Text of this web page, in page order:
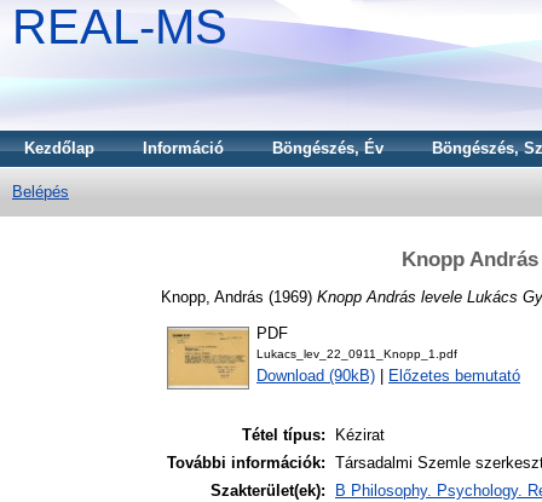
REAL-MS
Kezdőlap Információ Böngészés, Év Böngészés,
Belépés
Knopp
Knopp, András (1969) Knopp András levele Lukács
PDF
Lukacs_lev_22_0911_Knopp_1.pdf
Download (90kB) Előzetes bemutató
Tétel típus:
Kézirat
További információk: Társadalmi Szemle
Szakterület(ek):
B Philosophy. Psychology.